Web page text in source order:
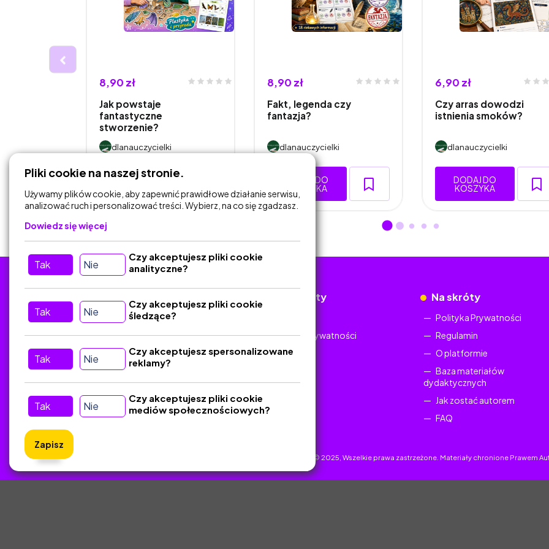
8,90 zł
Jak powstaje
fantastyczne
stworzenie?
dlanauczycielki
DODAJ DO
KOSZYKA
8,90 zł
Fakt, legenda czy
fantazja?
dlanauczycielki
DODAJ DO
KOSZYKA
6,90 zł
Czy arras dowodzi
istnienia smoków?
dlanauczycielki
DODAJ DO
KOSZYKA
Kontakt
Dokumenty
Polityka Prywatności
Na skróty
Polityka Prywatności
Regulamin
O platformie
Baza materiałów
dydaktycznych
Jak zostać autorem
FAQ
ZlotyNauczyciel.pl © 2025, Wszelkie prawa zastrzeżone. Materiały chronione Prawem
Pliki cookie na naszej stronie.
Używamy plików cookie, aby zapewnić prawidłowe działanie serwisu,
analizować ruch i personalizować treści. Wybierz, na co się zgadzasz.
Dowiedz się więcej
Tak Nie
Czy akceptujesz pliki cookie
analityczne?
Tak Nie
Czy akceptujesz pliki cookie
śledzące?
Tak Nie
Czy akceptujesz spersonalizowane
reklamy?
Tak Nie
Czy akceptujesz pliki cookie
mediów społecznościowych?
Zapisz